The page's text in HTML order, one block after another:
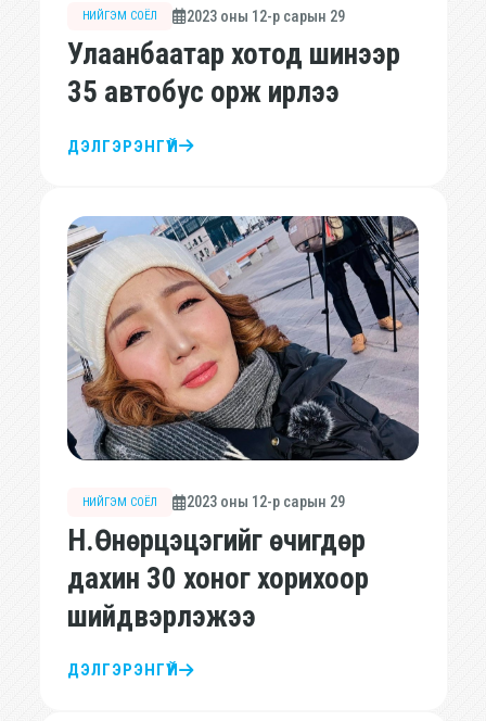
НИЙГЭМ СОЁЛ 2023 оны 12-р сарын 29
Улаанбаатар хотод шинээр
35 автобус орж ирлээ
ДЭЛГЭРЭНГҮЙ
НИЙГЭМ СОЁЛ 2023 оны 12-р сарын 29
Н.Өнөрцэцэгийг өчигдөр
дахин 30 хоног хорихоор
шийдвэрлэжээ
ДЭЛГЭРЭНГҮЙ